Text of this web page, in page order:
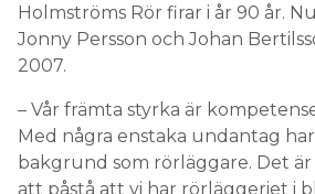
Holmströms Rör firar i år 90 år.
Jonny Persson och Johan
2007.
– Vår främta styrka är
Med några enstaka undantag
bakgrund som rörläggare. Det
att påstå att vi har rörläggeriet i